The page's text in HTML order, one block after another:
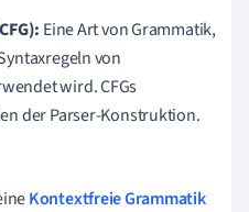
Eine Art von Grammatik,
von
wird. CFGs
der Parser-Konstruktion.
Kontextfreie Grammatik